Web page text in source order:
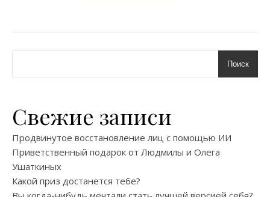
Поиск
Свежие записи
Продвинутое восстановление лиц с помощью ИИ
Приветственный подарок от Людмилы и Олега
Ушаткиных
Какой приз достанется тебе?